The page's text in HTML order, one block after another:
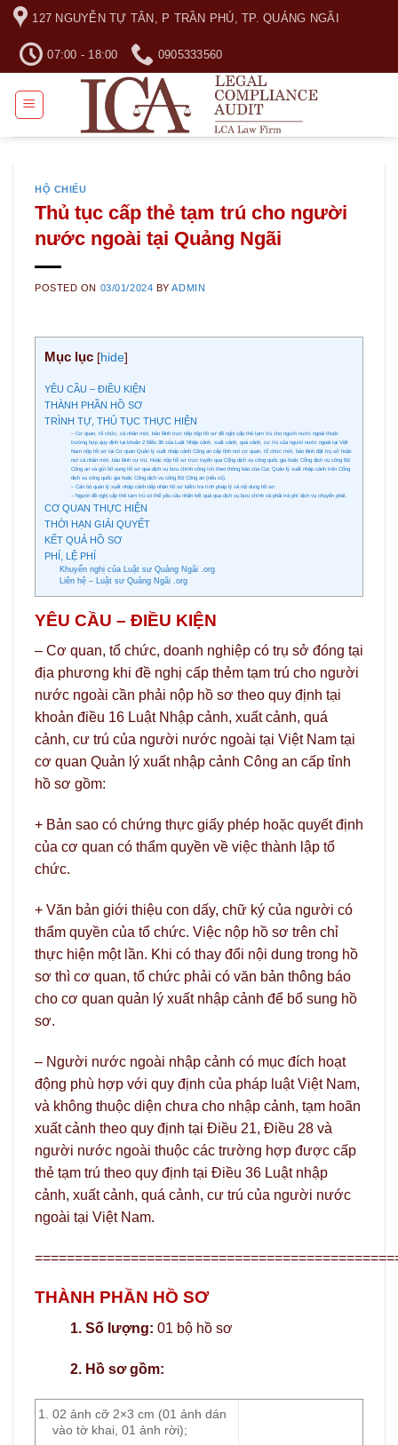
Skip
content
127 NGUYỄN TỰ TÂN, P TRẦN PHÚ, TP. QUẢNG NGÃI
07:00 - 18:00 0905333560
HỘ CHIẾU
Thủ tục cấp thẻ tạm trú cho người
nước ngoài tại Quảng Ngãi
POSTED ON 03/01/2024 BYADMIN
Mục lục [hide]
YÊU CẦU – ĐIỀU KIỆN
THÀNH PHẦN HỒ SƠ
TRÌNH TỰ, THỦ TỤC THỰC HIỆN
– Cơ quan, tổ chức, cá nhân mời, bảo lãnh trực tiếp nộp hồ sơ đề nghị cấp thẻ tạm trú cho người nước ngoài thuộc
trường hợp quy định tại khoản 2 Điều 36 của Luật Nhập cảnh, xuất cảnh, quá cảnh, cư trú của người nước ngoài tại Việt
Nam nộp hồ sơ tại Cơ quan Quản lý xuất nhập cảnh Công an cấp tỉnh nơi cơ quan, tổ chức mời, bảo lãnh đặt trụ sở hoặc
nơi cá nhân mời, bảo lãnh cư trú. Hoặc nộp hồ sơ trực tuyến qua Cổng dịch vụ công quốc gia hoặc Cổng dịch vụ công Bộ
Công an và gửi bổ sung hồ sơ qua dịch vụ bưu chính công ích theo thông báo của Cục Quản lý xuất nhập cảnh trên Cổng
dịch vụ công quốc gia hoặc Cổng dịch vụ công Bộ Công an (nếu có).
– Cán bộ quản lý xuất nhập cảnh tiếp nhận hồ sơ kiểm tra tính pháp lý và nội dung hồ sơ:
– Người đề nghị cấp thẻ tạm trú có thể yêu cầu nhận kết quả qua dịch vụ bưu chính và phải trả phí dịch vụ chuyển phát.
CƠ QUAN THỰC HIỆN
THỜI HẠN GIẢI QUYẾT
KẾT QUẢ HỒ SƠ
PHÍ, LỆ PHÍ
Khuyến nghị của Luật sư Quảng Ngãi .org
Liên hệ – Luật sư Quảng Ngãi .org
YÊU CẦU – ĐIỀU KIỆN
– Cơ quan, tổ chức, doanh nghiệp có trụ sở đóng tại
địa phương khi đề nghị cấp thẻm tạm trú cho người
nước ngoài cần phải nộp hồ sơ theo quy định tại
khoản điều 16 Luật Nhập cảnh, xuất cảnh, quá
cảnh, cư trú của người nước ngoài tại Việt Nam tại
cơ quan Quản lý xuất nhập cảnh Công an cấp tỉnh
hồ sơ gồm:
+ Bản sao có chứng thực giấy phép hoặc quyết định
của cơ quan có thẩm quyền về việc thành lập tổ
chức.
+ Văn bản giới thiệu con dấy, chữ ký của người có
thẩm quyền của tổ chức. Việc nộp hồ sơ trên chỉ
thực hiện một lần. Khi có thay đổi nội dung trong hồ
sơ thì cơ quan, tổ chức phải có văn bản thông báo
cho cơ quan quản lý xuất nhập cảnh để bổ sung hồ
sơ.
– Người nước ngoài nhập cảnh có mục đích hoạt
động phù hợp với quy định của pháp luật Việt Nam,
và không thuộc diện chưa cho nhập cảnh, tạm hoãn
xuất cảnh theo quy định tại Điều 21, Điều 28 và
người nước ngoài thuộc các trường hợp được cấp
thẻ tạm trú theo quy định tại Điều 36 Luật nhập
cảnh, xuất cảnh, quá cảnh, cư trú của người nước
ngoài tại Việt Nam.
THÀNH PHẦN HỒ SƠ
1. Số lượng: 01 bộ hồ sơ
2. Hồ sơ gồm:
02 ảnh cỡ 2×3 cm (01 ảnh dán
vào tờ khai, 01 ảnh rời);